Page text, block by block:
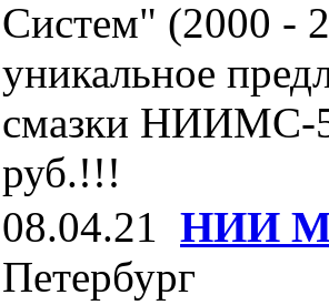
Систем" (2000 -
уникальное
смазки НИИМС-
руб.!!!
08.04.21 НИИ
Петербург